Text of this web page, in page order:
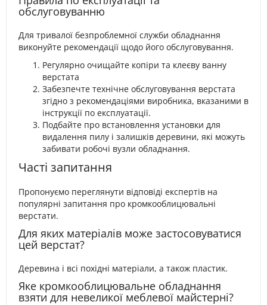
обслуговуванню
Для тривалої безпроблемної служби обладнання
виконуйте рекомендації щодо його обслуговування.
Регулярно очищайте копіри та клеєву ванну
верстата
Забезпечте технічне обслуговування верстата
згідно з рекомендаціями виробника, вказаними в
інструкції по експлуатації.
Подбайте про встановлення установки для
видалення пилу і залишків деревини, які можуть
забивати робочі вузли обладнання.
Часті запитання
Пропонуємо переглянути відповіді експертів на
популярні запитання про кромкооблицювальні
верстати.
Для яких матеріалів може застосовуватися
цей верстат?
Деревина і всі похідні матеріали, а також пластик.
Яке кромкооблицювальне обладнання
взяти для невеликої меблевої майстерні?